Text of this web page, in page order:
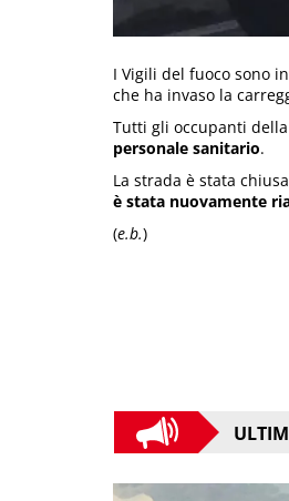
I Vigili del fuoco sono
che ha invaso la
Tutti gli occupanti
personale sanitario.
La strada è stata
è stata nuovamente
(e.b.)